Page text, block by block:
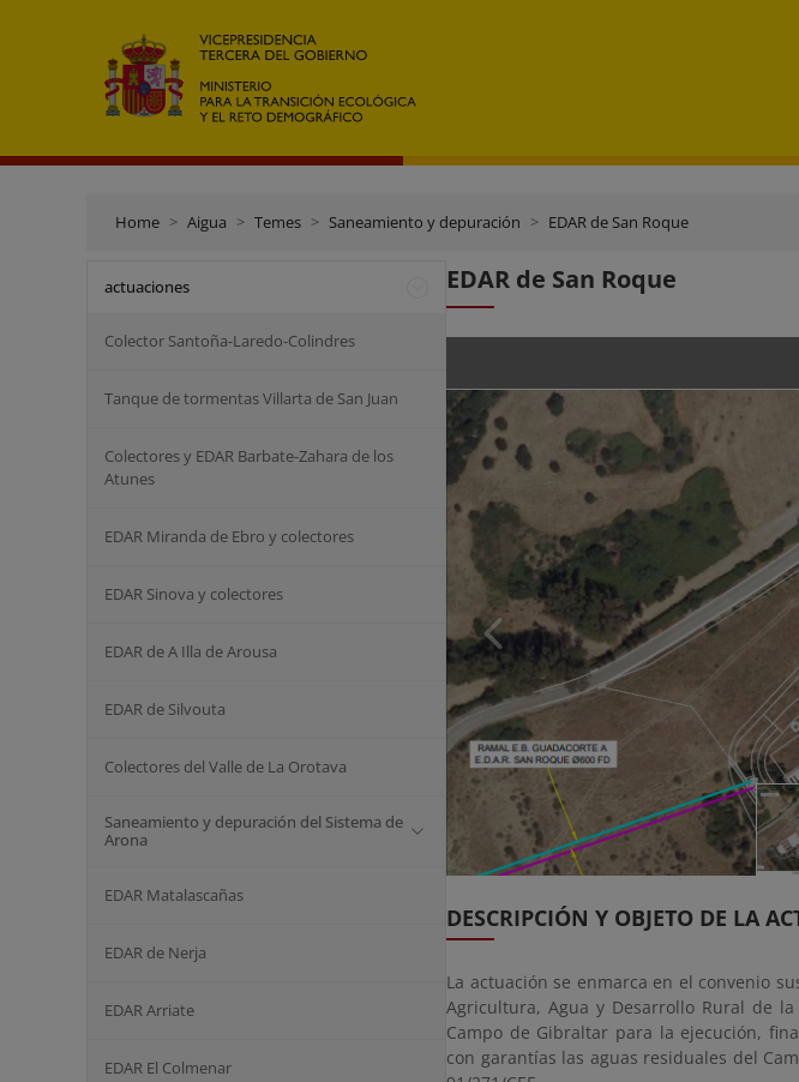
Home Aigua Temes Saneamiento y depuración EDAR de San Roque
actuaciones
Colector Santoña-Laredo-Colindres
Tanque de tormentas Villarta de San Juan
Colectores y EDAR Barbate-Zahara de los
Atunes
EDAR Miranda de Ebro y colectores
EDAR Sinova y colectores
EDAR de A Illa de Arousa
EDAR de Silvouta
Colectores del Valle de La Orotava
Saneamiento y depuración del Sistema de
Arona
EDAR Matalascañas
EDAR de Nerja
EDAR Arriate
EDAR El Colmenar
EDAR de San Roque
DESCRIPCIÓN Y OBJETO DE LA
La actuación se enmarca en el convenio
Agricultura, Agua y Desarrollo Rural de
Campo de Gibraltar para la ejecución,
con garantías las aguas residuales del